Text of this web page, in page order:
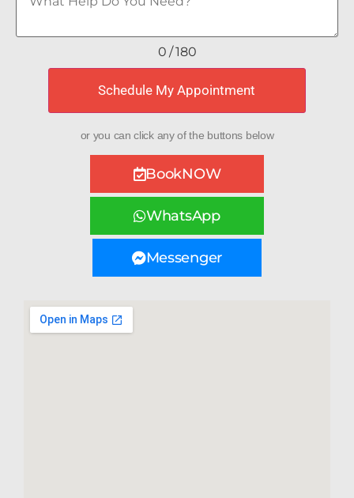
0 / 180
Schedule My Appointment
or you can click any of the buttons below
BookNOW
WhatsApp
Messenger